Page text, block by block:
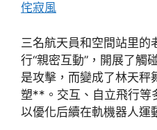
侘寂風
三名航天員和空間站里
行“親密互動”，開展了觸
是攻擊，而變成了林天秤
塑**。交互、自立飛行等
以優化后續在軌機器人運